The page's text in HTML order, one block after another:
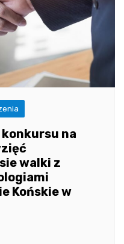
na
walki z
Końskie w